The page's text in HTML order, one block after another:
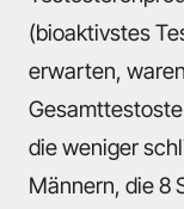
(bioaktivstes
erwarten,
die weniger
Männern, die 8